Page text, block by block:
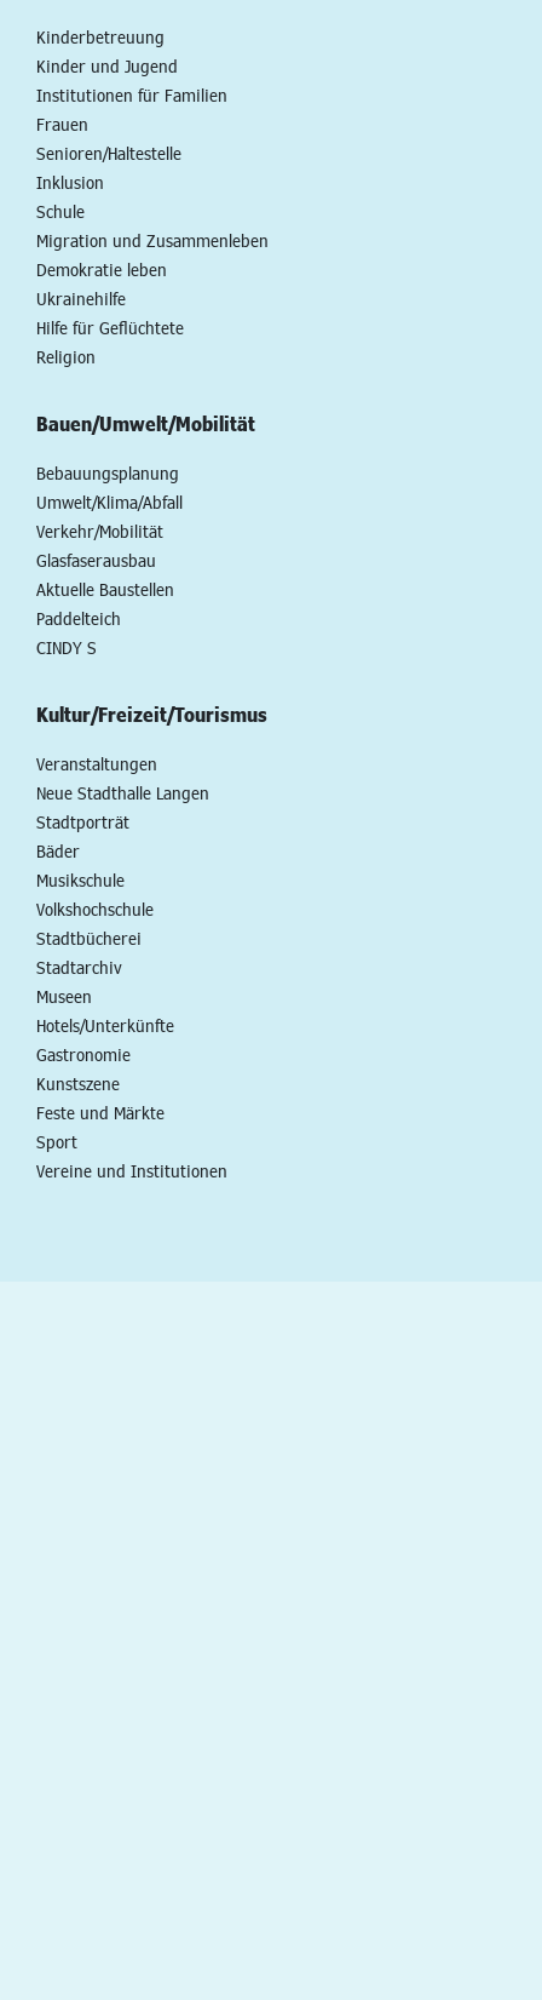
Kinderbetreuung
Kinder und Jugend
Institutionen für Familien
Frauen
Senioren/Haltestelle
Inklusion
Schule
Migration und Zusammenleben
Demokratie leben
Ukrainehilfe
Hilfe für Geflüchtete
Religion
Bauen/Umwelt/Mobilität
Bebauungsplanung
Umwelt/Klima/Abfall
Verkehr/Mobilität
Glasfaserausbau
Aktuelle Baustellen
Paddelteich
CINDY S
Kultur/Freizeit/Tourismus
Veranstaltungen
Neue Stadthalle Langen
Stadtporträt
Bäder
Musikschule
Volkshochschule
Stadtbücherei
Stadtarchiv
Museen
Hotels/Unterkünfte
Gastronomie
Kunstszene
Feste und Märkte
Sport
Vereine und Institutionen